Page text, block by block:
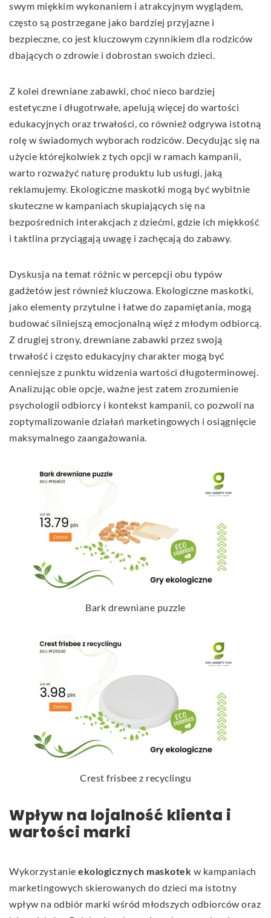
swym miękkim wykonaniem i atrakcyjnym wyglądem,
często są postrzegane jako bardziej przyjazne i
bezpieczne, co jest kluczowym czynnikiem dla rodziców
dbających o zdrowie i dobrostan swoich dzieci.
Z kolei drewniane zabawki, choć nieco bardziej
estetyczne i długotrwałe, apelują więcej do wartości
edukacyjnych oraz trwałości, co również odgrywa istotną
rolę w świadomych wyborach rodziców. Decydując się na
użycie którejkolwiek z tych opcji w ramach kampanii,
warto rozważyć naturę produktu lub usługi, jaką
reklamujemy. Ekologiczne maskotki mogą być wybitnie
skuteczne w kampaniach skupiających się na
bezpośrednich interakcjach z dziećmi, gdzie ich miękkość
i taktlina przyciągają uwagę i zachęcają do zabawy.
Dyskusja na temat różnic w percepcji obu typów
gadżetów jest również kluczowa. Ekologiczne maskotki,
jako elementy przytulne i łatwe do zapamiętania, mogą
budować silniejszą emocjonalną więź z młodym odbiorcą.
Z drugiej strony, drewniane zabawki przez swoją
trwałość i często edukacyjny charakter mogą być
cenniejsze z punktu widzenia wartości długoterminowej.
Analizując obie opcje, ważne jest zatem zrozumienie
psychologii odbiorcy i kontekst kampanii, co pozwoli na
zoptymalizowanie działań marketingowych i osiągnięcie
maksymalnego zaangażowania.
Bark drewniane puzzle
Crest frisbee z recyclingu
Wpływ na lojalność klienta i
wartości marki
Wykorzystanie ekologicznych maskotek w kampaniach
marketingowych skierowanych do dzieci ma istotny
wpływ na odbiór marki wśród młodszych odbiorców oraz